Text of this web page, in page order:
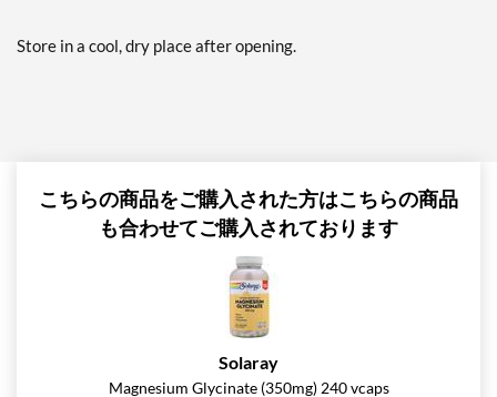
Store in a cool, dry place after opening.
こちらの商品をご購入された方はこちらの商品
も合わせてご購入されております
Solaray
Magnesium Glycinate (350mg) 240 vcaps